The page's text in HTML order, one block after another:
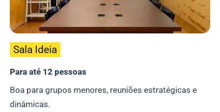
Sala Ideia
Para até 12 pessoas
Boa para grupos menores, reuniões estratégicas e
dinâmicas.